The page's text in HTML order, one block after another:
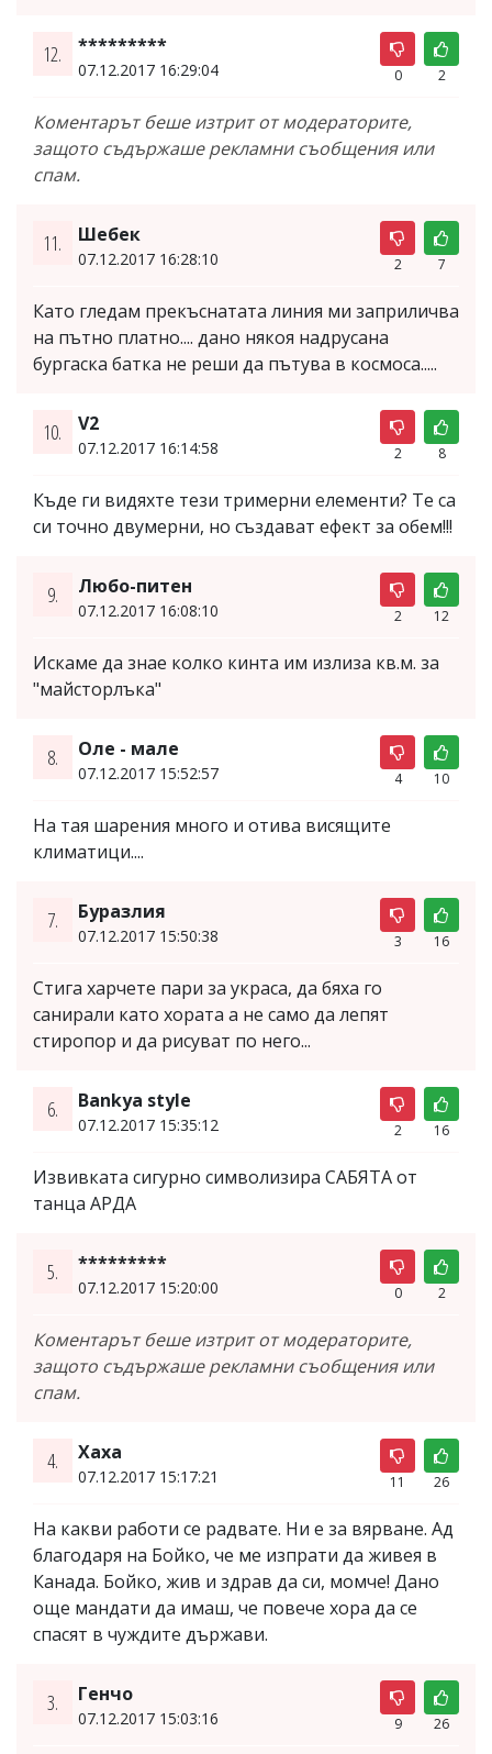
12. *********
07.12.2017 16:29:04 0 2
Коментарът беше изтрит от модераторите,
защото съдържаше рекламни съобщения или
спам.
11. Шебек
07.12.2017 16:28:10 2 7
Като гледам прекъснатата линия ми заприличва
на пътно платно.... дано някоя надрусана
бургаска батка не реши да пътува в космоса.....
10. V2
07.12.2017 16:14:58 2 8
Къде ги видяхте тези тримерни елементи? Те са
си точно двумерни, но създават ефект за обем!!!
9. Любо-питен
07.12.2017 16:08:10 2 12
Искаме да знае колко кинта им излиза кв.м. за
"майсторлъка"
8. Оле - мале
07.12.2017 15:52:57 4 10
На тая шарения много и отива висящите
климатици....
7. Буразлия
07.12.2017 15:50:38 3 16
Стига харчете пари за украса, да бяха го
санирали като хората а не само да лепят
стиропор и да рисуват по него...
6. Bankya style
07.12.2017 15:35:12 2 16
Извивката сигурно символизира САБЯТА от
танца АРДА
5. *********
07.12.2017 15:20:00 0 2
Коментарът беше изтрит от модераторите,
защото съдържаше рекламни съобщения или
спам.
4. Хаха
07.12.2017 15:17:21 11 26
На какви работи се радвате. Ни е за вярване. Ад
благодаря на Бойко, че ме изпрати да живея в
Канада. Бойко, жив и здрав да си, момче! Дано
още мандати да имаш, че повече хора да се
спасят в чуждите държави.
3. Генчо
07.12.2017 15:03:16 9 26